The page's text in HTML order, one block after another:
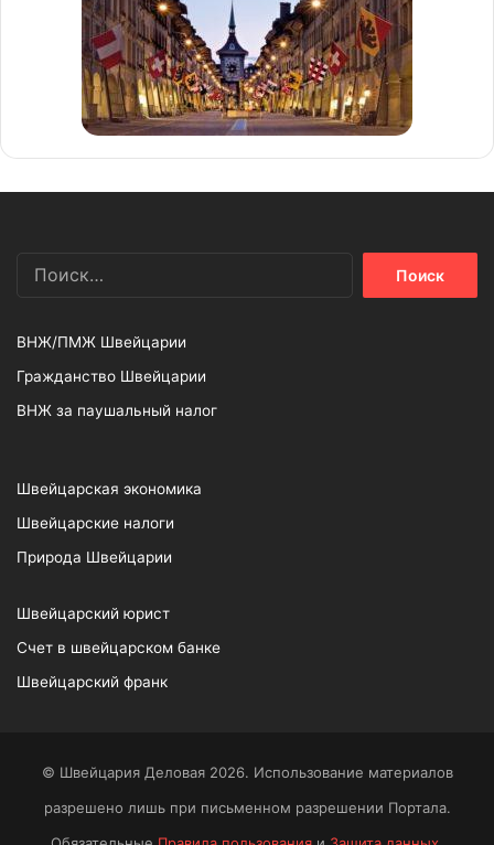
ВНЖ/ПМЖ Швейцарии
Гражданство Швейцарии
ВНЖ за паушальный налог
Швейцарская экономика
Швейцарские налоги
Природа Швейцарии
Швейцарский юрист
Счет в швейцарском банке
Швейцарский франк
© Швейцария Деловая 2026. Использование материалов
разрешено лишь при письменном разрешении Портала.